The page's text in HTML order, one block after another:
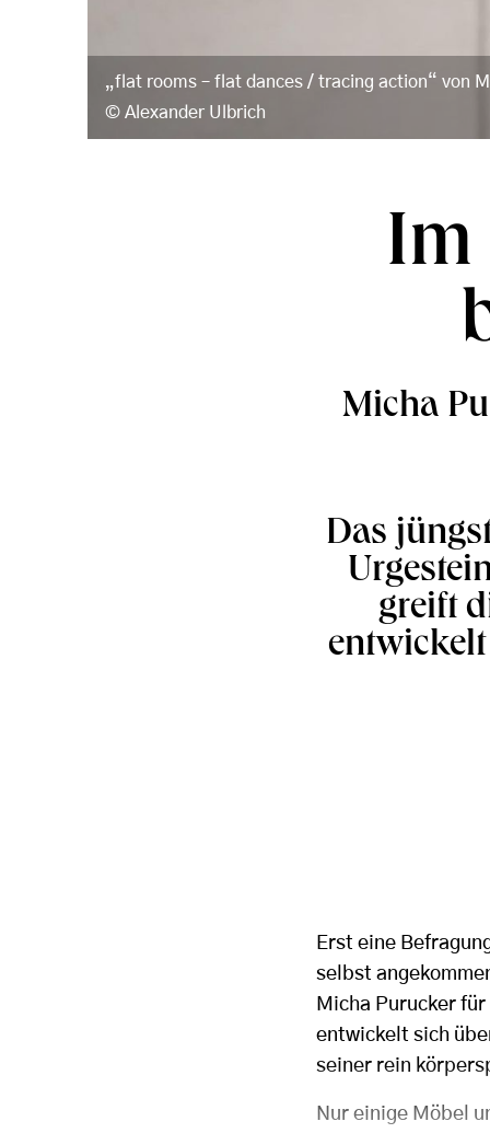
„flat rooms – flat dances / tracing action“ von
Alexander Ulbrich
Im
Micha
Das
greift
Erst eine
selbst
Micha Purucker
entwickelt sich
seiner rein
Nur einige Möbel